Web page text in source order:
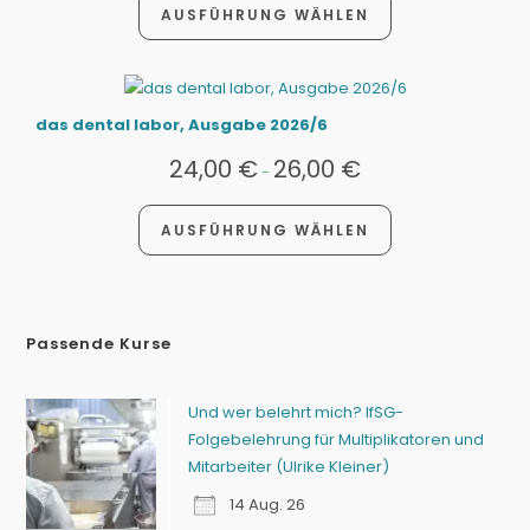
AUSFÜHRUNG WÄHLEN
das dental labor, Ausgabe 2026/6
24,00 €- 26,00 €
AUSFÜHRUNG WÄHLEN
Passende Kurse
Und wer belehrt mich? IfSG-
Folgebelehrung für Multiplikatoren und
Mitarbeiter (Ulrike Kleiner)
14 Aug. 26